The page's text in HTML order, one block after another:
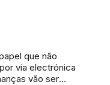
que não
via electrónica
vão ser